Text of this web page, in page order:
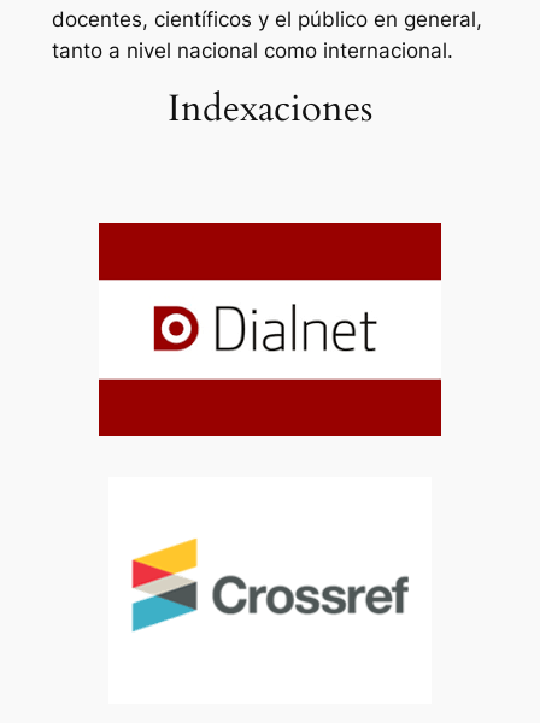
docentes, científicos y el público en general,
tanto a nivel nacional como internacional.
Indexaciones